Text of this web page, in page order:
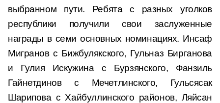
выбранном пути. Ребята с разных уголков
республики получили свои заслуженные
награды в семи основных номинациях. Инсаф
Мигранов с Бижбулякского, Гульназ Бирганова
и Гулия Искужина с Бурзянского, Фанзиль
Гайнетдинов с Мечетлинского, Гульсясак
Шарипова с Хайбуллинского районов, Ляйсан